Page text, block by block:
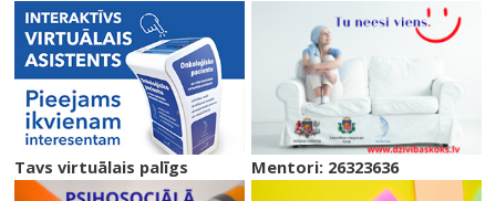
Tavs virtuālais palīgs Mentori: 26323636